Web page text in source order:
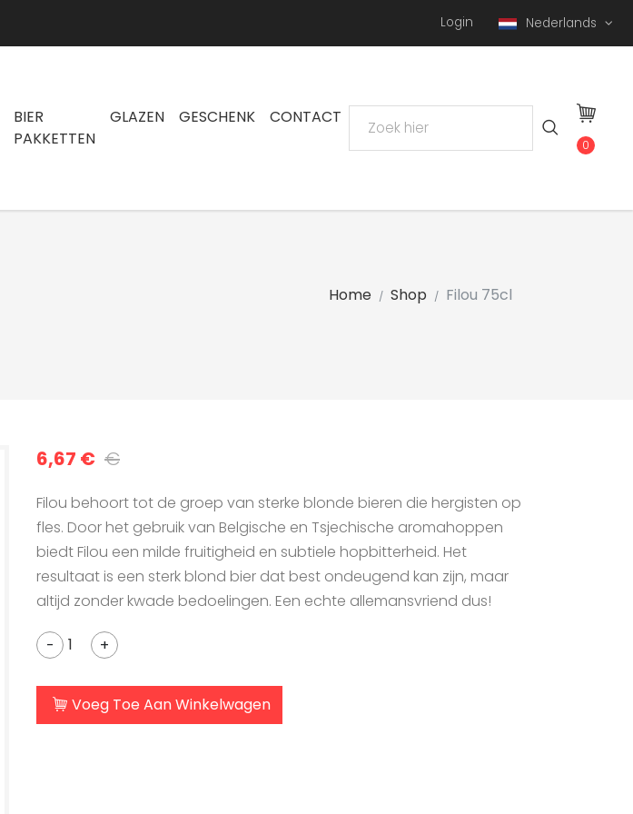
Login Nederlands
BIER
PAKKETTEN
GLAZEN GESCHENK CONTACT
0
Home Shop Filou 75cl
6,67 € €
Filou behoort tot de groep van sterke blonde bieren die hergisten op
fles. Door het gebruik van Belgische en Tsjechische aromahoppen
biedt Filou een milde fruitigheid en subtiele hopbitterheid. Het
resultaat is een sterk blond bier dat best ondeugend kan zijn, maar
altijd zonder kwade bedoelingen. Een echte allemansvriend dus!
- +
Voeg Toe Aan Winkelwagen